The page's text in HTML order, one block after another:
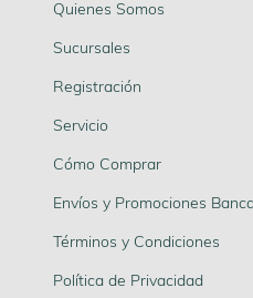
Quienes Somos
Sucursales
Registración
Servicio
Cómo Comprar
Envíos y Promociones
Términos y Condiciones
Política de Privacidad